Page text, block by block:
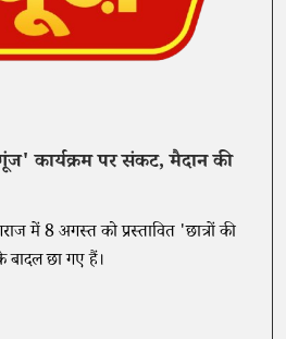
कार्यक्रम पर संकट, मैदान की
में 8 अगस्त को प्रस्तावित 'छात्रों की
बादल छा गए हैं।